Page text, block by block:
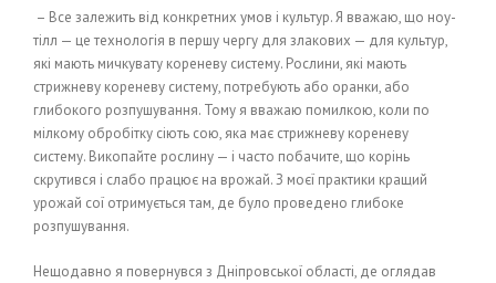
– Все залежить від конкретних умов і культур. Я вважаю, що ноу-
тілл — це технологія в першу чергу для злакових — для культур,
які мають мичкувату кореневу систему. Рослини, які мають
стрижневу кореневу систему, потребують або оранки, або
глибокого розпушування. Тому я вважаю помилкою, коли по
мілкому обробітку сіють сою, яка має стрижневу кореневу
систему. Викопайте рослину — і часто побачите, що корінь
скрутився і слабо працює на врожай. З моєї практики кращий
урожай сої отримується там, де було проведено глибоке
розпушування.
Нещодавно я повернувся з Дніпровської області, де оглядав